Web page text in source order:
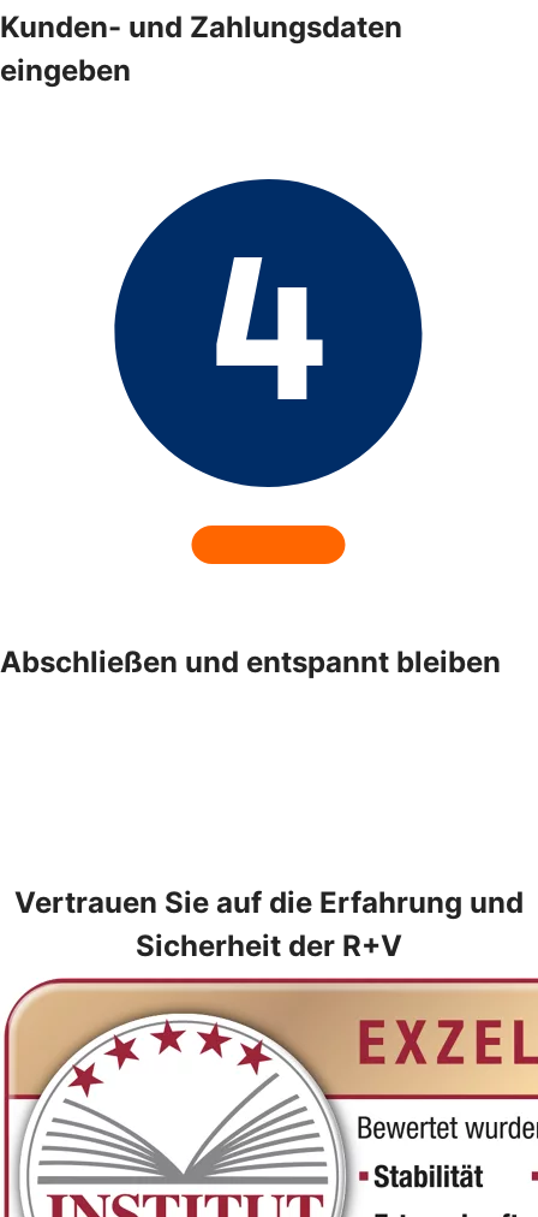
Kunden- und Zahlungsdaten
eingeben
Abschließen und entspannt bleiben
Vertrauen Sie auf die Erfahrung und
Sicherheit der R+V